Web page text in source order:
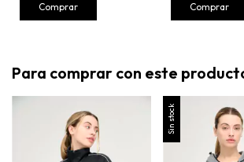
Comprar Comprar
Para comprar con este
Sin stock